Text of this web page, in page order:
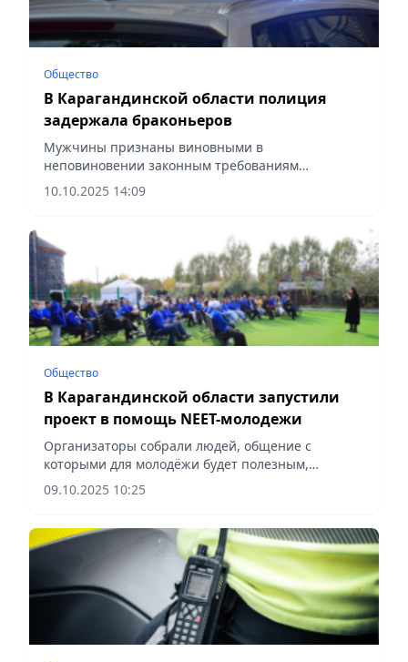
Общество
В Карагандинской области полиция
задержала браконьеров
Мужчины признаны виновными в
неповиновении законным требованиям
сотрудников полиции, сообщает Vecher.kz.
10.10.2025 14:09
Общество
В Карагандинской области запустили
проект в помощь NEET-молодежи
Организаторы собрали людей, общение с
которыми для молодёжи будет полезным,
сообщает Vecher.kz.
09.10.2025 10:25